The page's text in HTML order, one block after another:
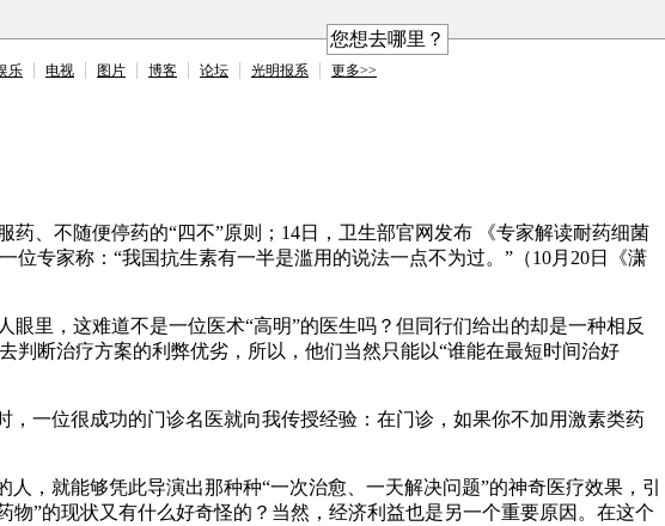
您想去哪里？
乐 电视 图片 博客 论坛 光明报系 更多>>
、不随便停药的“四不”原则；14日，卫生部官网发布 《专家解读耐药细菌
专家称：“我国抗生素有一半是滥用的说法一点不为过。”（10月20日《潇
里，这难道不是一位医术“高明”的医生吗？但同行们给出的却是一种相反
断治疗方案的利弊优劣，所以，他们当然只能以“谁能在最短时间治好
一位很成功的门诊名医就向我传授经验：在门诊，如果你不加用激素类药
，就能够凭此导演出那种种“一次治愈、一天解决问题”的神奇医疗效果，引
”的现状又有什么好奇怪的？当然，经济利益也是另一个重要原因。在这个